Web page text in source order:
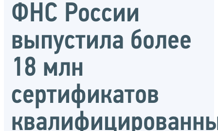
ФНС России
выпустила более
18 млн
сертификатов